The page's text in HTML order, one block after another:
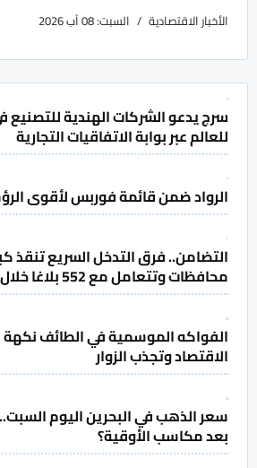
الأخبار الاقتصادية السبت: 08 آب 2026
سرج يدعو الشركات الهندية للتصنيع
للعالم عبر بوابة الاتفاقيات التجارية
الرواد ضمن قائمة فوربس لأقوى
محافظات وتتعامل مع 552 بلاغا خلال يوليو الماضي
الفواكه الموسمية في الطائف
الاقتصاد وتجذب الزوار
سعر الذهب في البحرين اليوم
بعد مكاسب الأوقية؟